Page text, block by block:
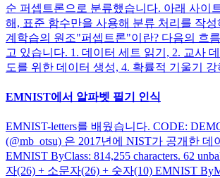
순 퍼셉트론으로 분류했습니다. 아래 사이
해, 표준 함수만을 사용해 분류 처리를 작성
계학습의 원조"퍼셉트론"이란? 다음의 흐
고 있습니다. 1. 데이터 세트 읽기, 2. 교사
도를 위한 데이터 생성, 4. 확률적 기울기
EMNIST에서 알파벳 필기 인식
EMNIST-letters를 배웠습니다. CODE:
(@mb_otsu) 은 2017년에 NIST가 공개한 데
EMNIST ByClass: 814,255 characters. 62
자(26) + 소문자(26) + 숫자(10) EMNIST